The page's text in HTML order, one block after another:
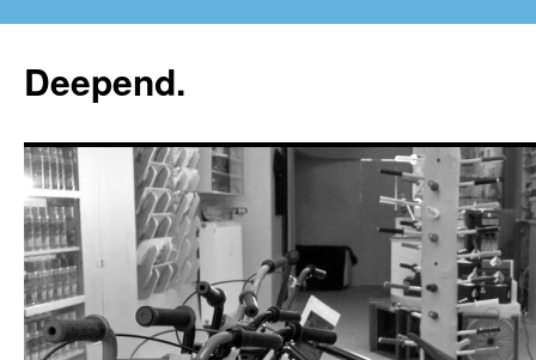
Deepend.